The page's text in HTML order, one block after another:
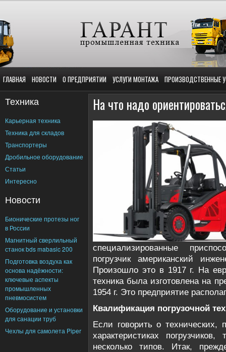
ГЛАВНАЯ НОВОСТИ О ПРЕДПРИЯТИИ УСЛУГИ МОНТАЖА ПРОИЗВОДСТВЕННЫЕ
Техника
Карьерная техника
Техника для складов
Транспортеры
Дробильное оборудование
Статьи
Интересно
Новости
Бионические протезы ног
в России
Магнитный сверлильный
станок bds mabasic 200
Подготовка воздуха как
основа надёжности:
ключевые аспекты
промышленных
пневмосистем
Оборудование и установки
для санации труб
Чехлы для самолета Piper
На что надо
специализированные
погрузчик американский
Произошло это в 1917 г. На
техника была изготовлена на
1954 г. Это предприятие
Квалификация погрузочной
Если говорить о технических,
характеристиках
несколько типов. Итак,